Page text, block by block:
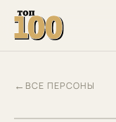
← ВСЕ ПЕРСОНЫ